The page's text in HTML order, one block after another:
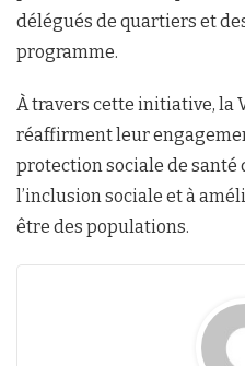
délégués de quartiers et
programme.
À travers cette initiative, la
réaffirment leur
protection sociale de santé
l’inclusion sociale et à
être des populations.